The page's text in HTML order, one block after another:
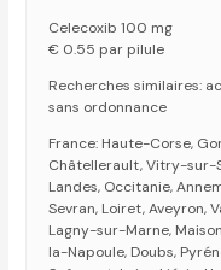
Celecoxib 100 mg
€ 0.55 par pilule
Recherches similaires:
sans ordonnance
France: Haute-Corse,
Châtellerault, Vitry-sur-
Landes, Occitanie,
Sevran, Loiret, Aveyron,
Lagny-sur-Marne,
la-Napoule, Doubs,